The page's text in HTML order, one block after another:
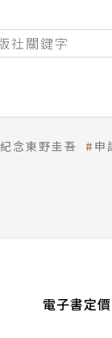
紀念東野圭吾 申
電子書定